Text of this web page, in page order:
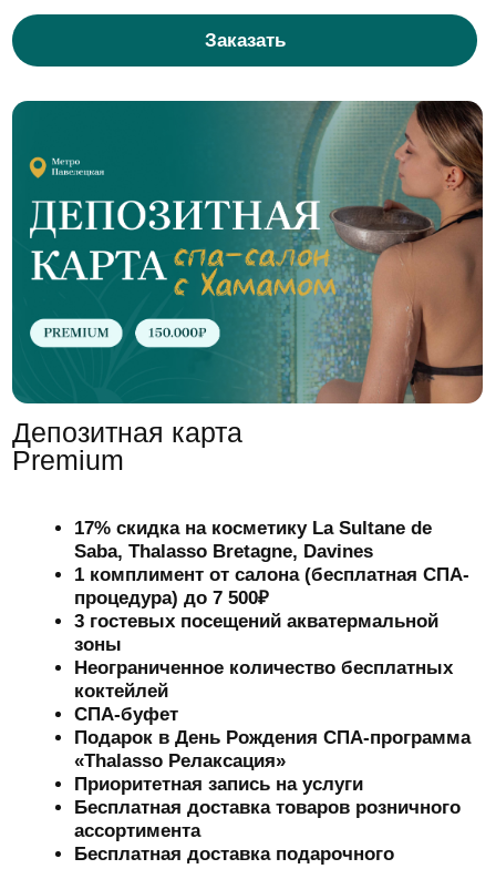
Нажимая кнопку “Отправить”, я даю свое
согласие на
обработку моих персональных
данных
Отправить
115054, г. Москва, Москва,
улица Дубининская, д.11/17, стр.
3. СПА САЛОН «ХАМАМ-ТУР»
+7(916)797-05-07
Телефон:
ИНН 501812692030
ИП Байматова Акдана
Замирбековна